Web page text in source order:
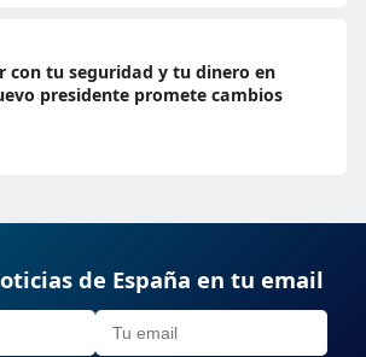
con tu seguridad y tu dinero en
presidente promete cambios
de España en tu email